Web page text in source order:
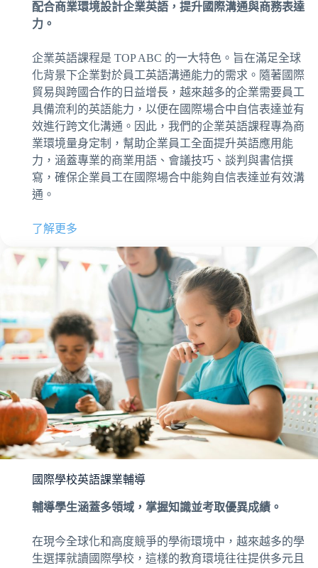
配合商業環境設計企業英語，提升國際溝通與商務表達
力。
企業英語課程是 TOP ABC 的一大特色。旨在滿足全球
化背景下企業對於員工英語溝通能力的需求。隨著國際
貿易與跨國合作的日益增長，越來越多的企業需要員工
具備流利的英語能力，以便在國際場合中自信表達並有
效進行跨文化溝通。因此，我們的企業英語課程專為商
業環境量身定制，幫助企業員工全面提升英語應用能
力，涵蓋專業的商業用語、會議技巧、談判與書信撰
寫，確保企業員工在國際場合中能夠自信表達並有效溝
通。
了解更多
國際學校英語課業輔導
輔導學生涵蓋多領域，掌握知識並考取優異成績。
在現今全球化和高度競爭的學術環境中，越來越多的學
生選擇就讀國際學校，這樣的教育環境往往提供多元且